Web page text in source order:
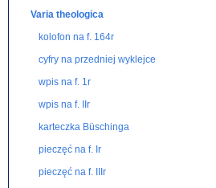
Varia theologica
kolofon na f. 164r
cyfry na przedniej wyklejce
wpis na f. 1r
wpis na f. IIr
karteczka Büschinga
pieczęć na f. Ir
pieczęć na f. IIIr